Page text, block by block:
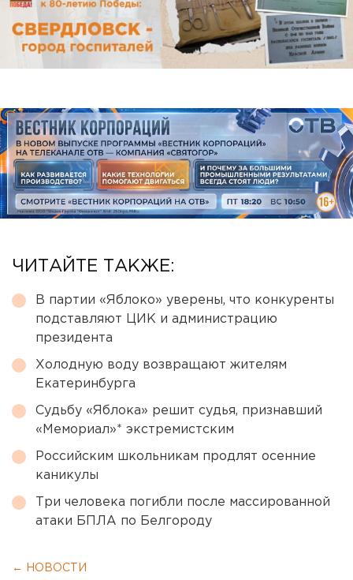
ЧИТАЙТЕ ТАКЖЕ:
В партии «Яблоко» уверены, что конкуренты
подставляют ЦИК и администрацию
президента
Холодную воду возвращают жителям
Екатеринбурга
Судьбу «Яблока» решит судья, признавший
«Мемориал»* экстремистским
Российским школьникам продлят осенние
каникулы
Три человека погибли после массированной
атаки БПЛА по Белгороду
← НОВОСТИ